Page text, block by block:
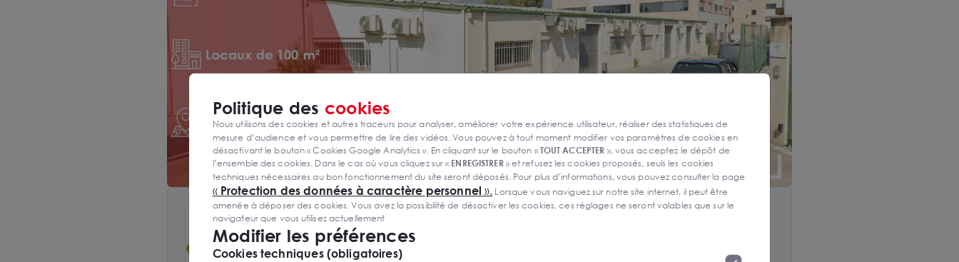
Année de création 2019
Politique des cookies
Nous utilisons des cookies et autres traceurs pour analyser, améliorer votre expérience utilisateur, réaliser des statistiques de
mesure d’audience et vous permettre de lire des vidéos. Vous pouvez à tout moment modifier vos paramètres de cookies en
désactivant le bouton « Cookies Google Analytics ». En cliquant sur le bouton «TOUT ACCEPTER », vous acceptez le dépôt de
l’ensemble des cookies. Dans le cas où vous cliquez sur « ENREGISTRER» et refusez les cookies proposés, seuls les cookies
techniques nécessaires au bon fonctionnement du site seront déposés. Pour plus d’informations, vous pouvez consulter la page
« Protection des données à caractère personnel ». Lorsque vous naviguez sur notre site internet, il peut être
amenée à déposer des cookies. Vous avez la possibilité de désactiver les cookies, ces réglages ne seront valables que sur le
navigateur que vous utilisez actuellement
Modifier les préférences
Cookies techniques (obligatoires)